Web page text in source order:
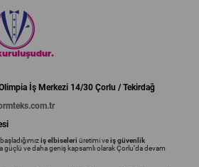
İş Merkezi 14/30 Çorlu / Tekirdağ
iş elbiseleri üretimi veiş güvenlik
güçlü ve daha geniş kapsamlı olarak Çorlu’da devam